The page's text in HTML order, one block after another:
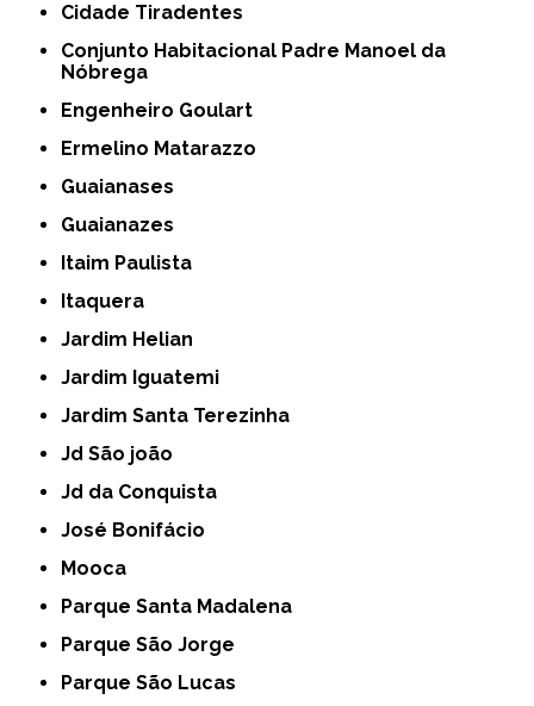
Cidade Tiradentes
Conjunto Habitacional Padre Manoel da
Nóbrega
Engenheiro Goulart
Ermelino Matarazzo
Guaianases
Guaianazes
Itaim Paulista
Itaquera
Jardim Helian
Jardim Iguatemi
Jardim Santa Terezinha
Jd São joão
Jd da Conquista
José Bonifácio
Mooca
Parque Santa Madalena
Parque São Jorge
Parque São Lucas